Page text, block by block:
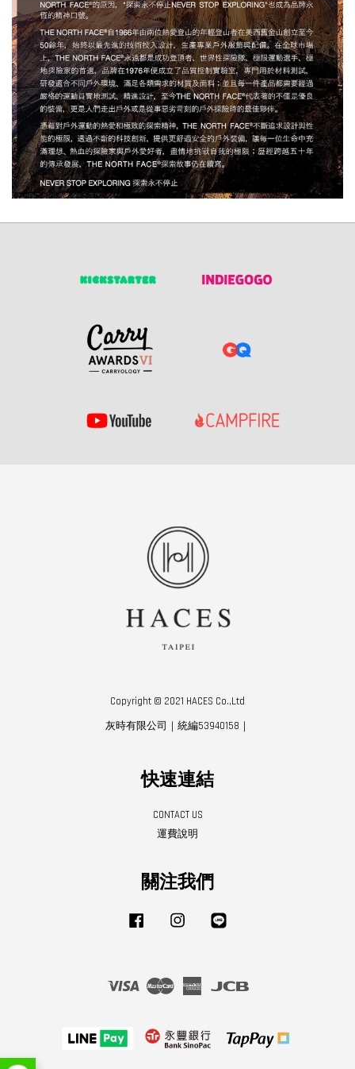
Copyright © 2021 HACES Co.,Ltd
灰時有限公司｜統編53940158｜
快速連結
CONTACT US
運費說明
關注我們
Facebook Instagram
Visa Master
American